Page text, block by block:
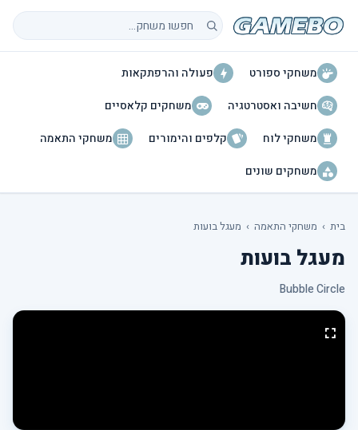
חיפוש משחקים
משחקי ספורט
פעולה והרפתקאות
חשיבה ואסטרטגיה
משחקים קלאסיים
משחקי לוח
קלפים והימורים
משחקי התאמה
משחקים שונים
בית › משחקי התאמה › מעגל בועות
מעגל בועות
Bubble Circle